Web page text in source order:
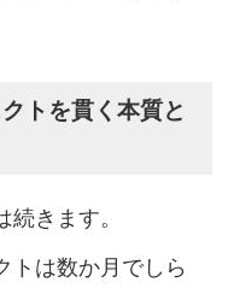
トを貫く本質と
きます。
トは数か月でしら